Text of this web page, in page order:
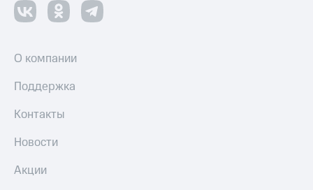
О компании
Поддержка
Контакты
Новости
Акции